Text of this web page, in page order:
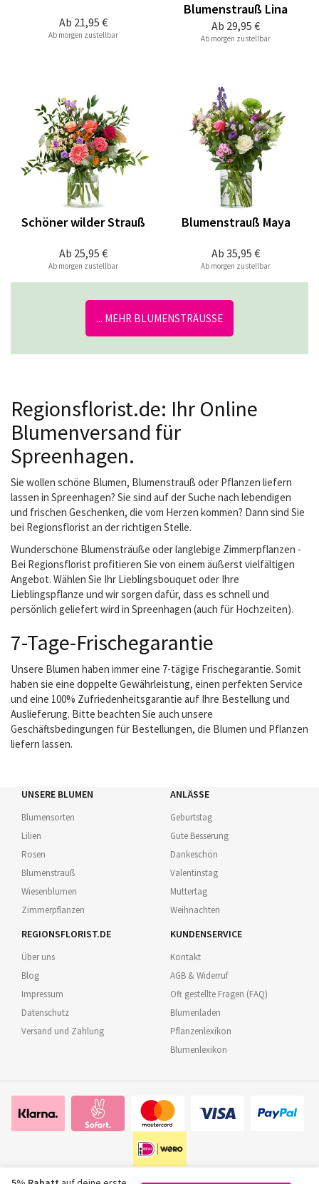
Ab 21,95 €
Ab morgen zustellbar
Ab 29,95 €
Blumenstrauß Lina
Ab morgen zustellbar
Ab 25,95 €
Schöner wilder Strauß
Ab morgen zustellbar
Ab 35,95 €
Blumenstrauß Maya
Ab morgen zustellbar
... MEHR BLUMENSTRÄUSSE
Regionsflorist.de: Ihr Online
Blumenversand für
Spreenhagen.
Sie wollen schöne Blumen, Blumenstrauß oder Pflanzen liefern
lassen in Spreenhagen? Sie sind auf der Suche nach lebendigen
und frischen Geschenken, die vom Herzen kommen? Dann sind Sie
bei Regionsflorist an der richtigen Stelle.
Wunderschöne Blumensträuße oder langlebige Zimmerpflanzen -
Bei Regionsflorist profitieren Sie von einem äußerst vielfältigen
Angebot. Wählen Sie Ihr Lieblingsbouquet oder Ihre
Lieblingspflanze und wir sorgen dafür, dass es schnell und
persönlich geliefert wird in Spreenhagen (auch für Hochzeiten).
7-Tage-Frischegarantie
Unsere Blumen haben immer eine 7-tägige Frischegarantie. Somit
haben sie eine doppelte Gewährleistung, einen perfekten Service
und eine 100% Zufriedenheitsgarantie auf Ihre Bestellung und
Auslieferung. Bitte beachten Sie auch unsere
Geschäftsbedingungen für Bestellungen, die Blumen und Pflanzen
liefern lassen.
UNSERE BLUMEN
Blumensorten
Lilien
Rosen
Blumenstrauß
Wiesenblumen
Zimmerpflanzen
ANLÄSSE
Geburtstag
Gute Besserung
Dankeschön
Valentinstag
Muttertag
Weihnachten
REGIONSFLORIST.DE
Über uns
Blog
Impressum
Datenschutz
Versand und Zahlung
KUNDENSERVICE
Kontakt
AGB & Widerruf
Oft gestellte Fragen (FAQ)
Blumenladen
Pflanzenlexikon
Blumenlexikon